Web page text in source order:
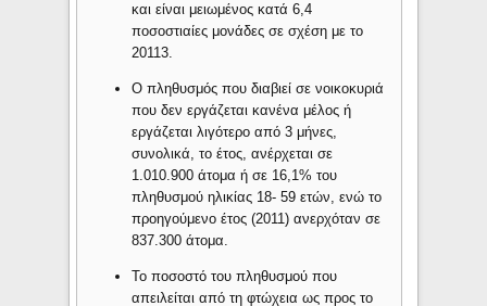
και είναι μειωμένος κατά 6,4
ποσοστιαίες μονάδες σε σχέση με το
20113.
Ο πληθυσμός που διαβιεί σε νοικοκυριά
που δεν εργάζεται κανένα μέλος ή
εργάζεται λιγότερο από 3 μήνες,
συνολικά, το έτος, ανέρχεται σε
1.010.900 άτομα ή σε 16,1% του
πληθυσμού ηλικίας 18- 59 ετών, ενώ το
προηγούμενο έτος (2011) ανερχόταν σε
837.300 άτομα.
Το ποσοστό του πληθυσμού που
απειλείται από τη φτώχεια ως προς το